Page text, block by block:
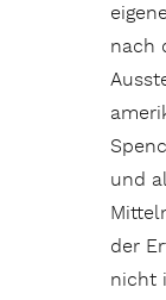
nach
und
der
nicht